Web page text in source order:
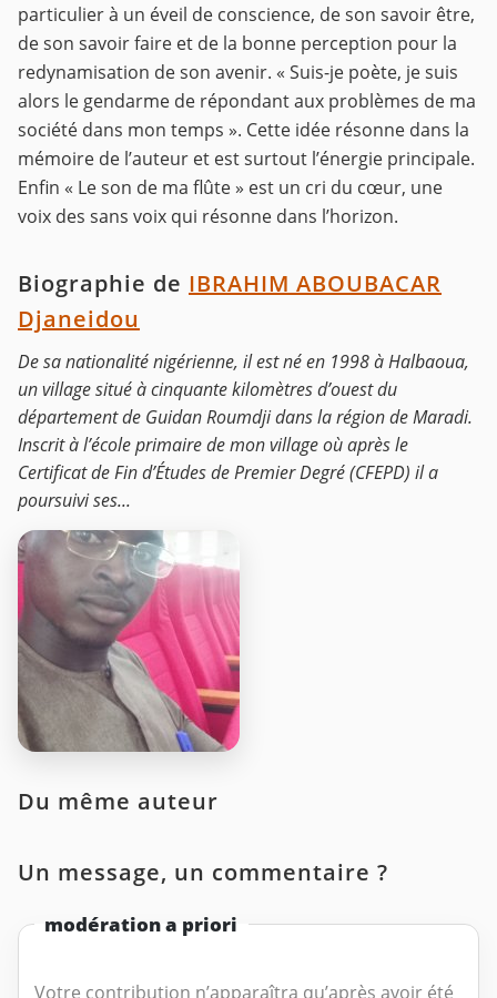
particulier à un éveil de conscience, de son savoir être,
de son savoir faire et de la bonne perception pour la
redynamisation de son avenir. « Suis-je poète, je suis
alors le gendarme de répondant aux problèmes de ma
société dans mon temps ». Cette idée résonne dans la
mémoire de l’auteur et est surtout l’énergie principale.
Enfin « Le son de ma flûte » est un cri du cœur, une
voix des sans voix qui résonne dans l’horizon.
Biographie de IBRAHIM ABOUBACAR
Djaneidou
De sa nationalité nigérienne, il est né en 1998 à Halbaoua,
un village situé à cinquante kilomètres d’ouest du
département de Guidan Roumdji dans la région de Maradi.
Inscrit à l’école primaire de mon village où après le
Certificat de Fin d’Études de Premier Degré (CFEPD) il a
poursuivi ses...
Du même auteur
Un message, un commentaire ?
modération a priori
Votre contribution n’apparaîtra qu’après avoir été